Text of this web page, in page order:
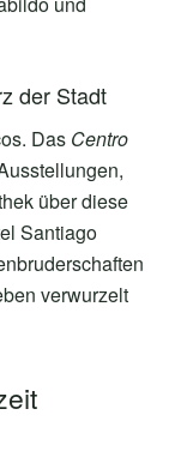
der Stadt
Das Centro
über diese
Santiago
verwurzelt